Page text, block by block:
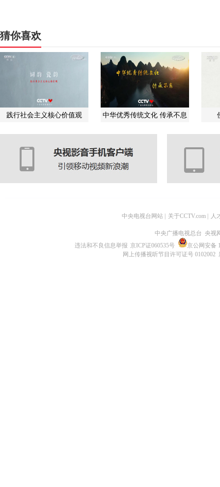
猜你喜欢
践行社会主义核心价值观 中华优秀传统文化 传承不息
中央电视台网站 关于CCTV.com 人
中央广播电视总台 央视
违法和不良信息举报 京ICP证060535号
京公网安备
网上传播视听节目许可证号 0102002